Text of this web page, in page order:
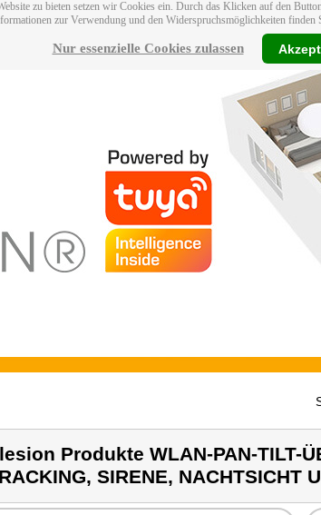
zu bieten setzen wir Cookies ein. Durch das Klicken auf den
zur Verwendung und den Widerspruchsmöglichkeiten finden
Nur essenzielle Cookies zulassen
Produkte WLAN-PAN-TILT-
SIRENE, NACHTSICHT